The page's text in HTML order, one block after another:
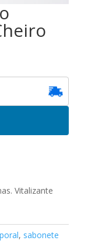
Vitalizante
, sabonete